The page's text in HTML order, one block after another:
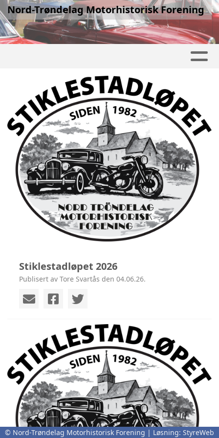
Nord-Trøndelag Motorhistorisk Forening
Stiklestadløpet 2026
Publisert av Tore Svartås den 04.06.26.
© Nord-Trøndelag Motorhistorisk Forening | Løsning: StyreWeb